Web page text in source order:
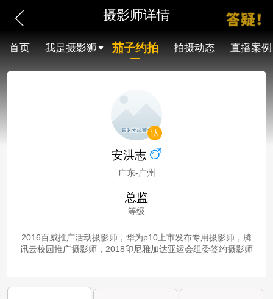
摄影师详情
首页 我是摄影狮 茄子约拍 拍摄动态 直播案例
安洪志
广东-广州
总监
等级
2016百威推广活动摄影师，华为p10上市发布专用摄影师，腾
讯云校园推广摄影师，2018印尼雅加达亚运会组委签约摄影师